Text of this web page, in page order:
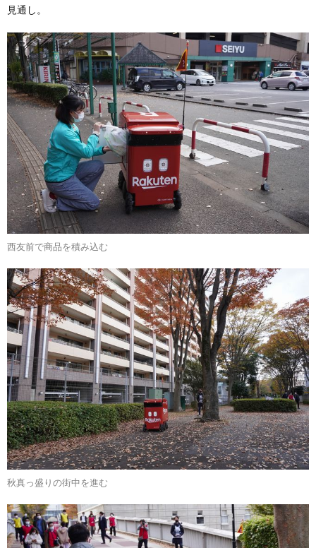
見通し。
西友前で商品を積み込む
秋真っ盛りの街中を進む